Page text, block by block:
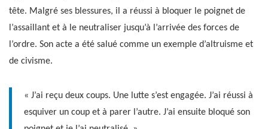
tête. Malgré ses blessures, il a réussi à bloquer le poignet de
l’assaillant et à le neutraliser jusqu’à l’arrivée des forces de
l’ordre. Son acte a été salué comme un exemple d’altruisme et
de civisme.
« J’ai reçu deux coups. Une lutte s’est engagée. J’ai réussi à
esquiver un coup et à parer l’autre. J’ai ensuite bloqué son